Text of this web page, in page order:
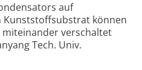
auf
Kunststoffsubstrat können
verschaltet
Tech. Univ.